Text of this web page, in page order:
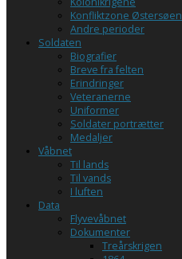
Konfliktzone Østersøen
Andre perioder
Soldaten
Biografier
Breve fra felten
Erindringer
Veteranerne
Uniformer
Soldater portrætter
Medaljer
Våbnet
Til lands
Til vands
I luften
Data
Flyvevåbnet
Dokumenter
Treårskrigen